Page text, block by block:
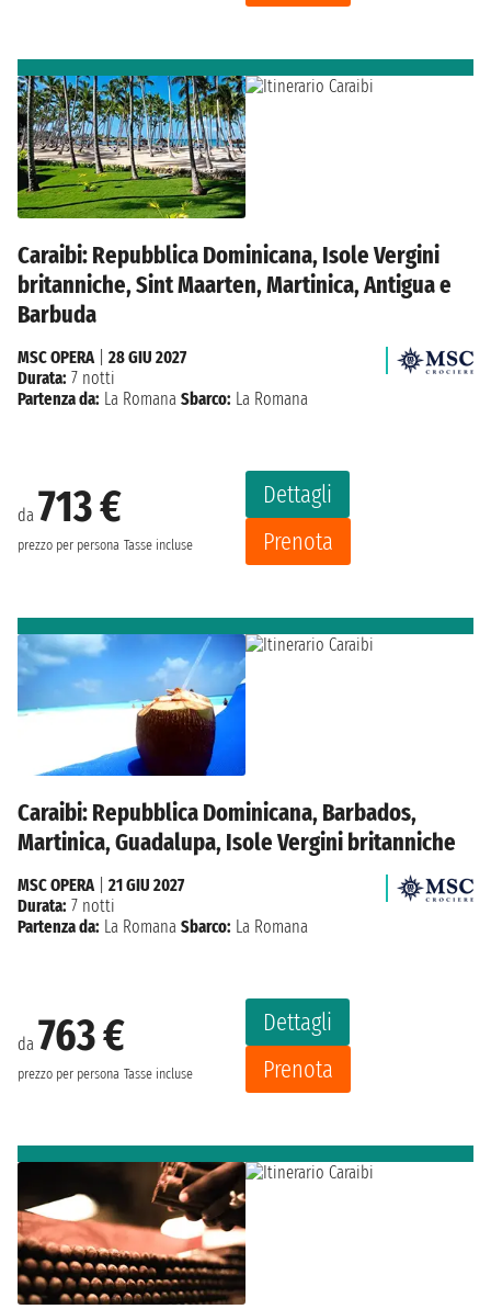
Caraibi: Repubblica Dominicana, Isole Vergini
britanniche, Sint Maarten, Martinica, Antigua e
Barbuda
da 713 €
prezzo per persona Tasse incluse
Dettagli
Prenota
MSC OPERA| 28 GIU 2027
Durata: 7 notti
Partenza da: La Romana Sbarco: La Romana
Caraibi: Repubblica Dominicana, Barbados,
Martinica, Guadalupa, Isole Vergini britanniche
da 763 €
prezzo per persona Tasse incluse
Dettagli
Prenota
MSC OPERA| 21 GIU 2027
Durata: 7 notti
Partenza da: La Romana Sbarco: La Romana